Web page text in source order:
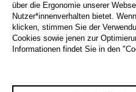
Alle Merkmale
über die Ergonomie unserer
Nutzer*innenverhalten bietet.
klicken, stimmen Sie der
Cookies sowie jenen zur
Informationen findet Sie in den